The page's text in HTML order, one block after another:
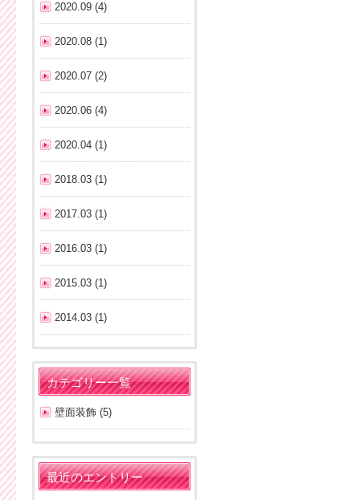
2020.09 (4)
2020.08 (1)
2020.07 (2)
2020.06 (4)
2020.04 (1)
2018.03 (1)
2017.03 (1)
2016.03 (1)
2015.03 (1)
2014.03 (1)
カテゴリー一覧
壁面装飾 (5)
最近のエントリー